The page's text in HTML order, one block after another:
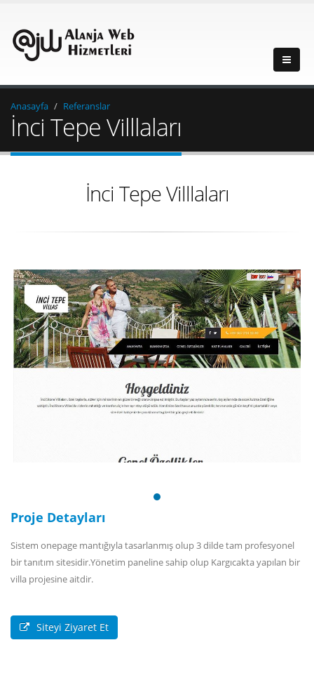
Anasayfa Referanslar
İnci Tepe Villlaları
İnci Tepe Villlaları
Proje Detayları
Sistem onepage mantığıyla tasarlanmış olup 3 dilde tam profesyonel
bir tanıtım sitesidir.Yönetim paneline sahip olup Kargıcakta yapılan bir
villa projesine aitdir.
Siteyi Ziyaret Et